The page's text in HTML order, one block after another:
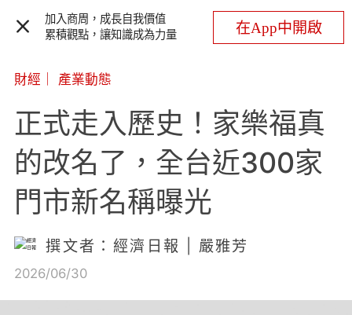
加入商周，成長自我價值
累積觀點，讓知識成為力量
在App中開啟
財經 產業動態
正式走入歷史！家樂福真
的改名了，全台近300家
門市新名稱曝光
撰文者：經濟日報 | 嚴雅芳
2026/06/30